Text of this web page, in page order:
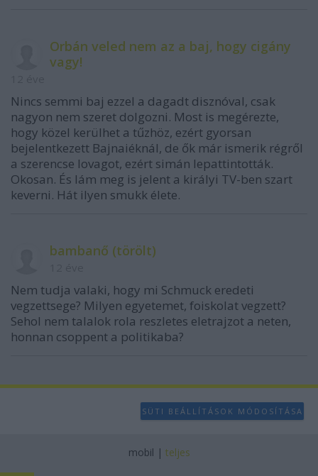
Orbán veled nem az a baj, hogy cigány
vagy!
Nincs semmi baj ezzel a dagadt disznóval, csak
nagyon nem szeret dolgozni. Most is megérezte,
hogy közel kerülhet a tűzhöz, ezért gyorsan
bejelentkezett Bajnaiéknál, de ők már ismerik régről
a szerencse lovagot, ezért simán lepattintották.
Okosan. És lám meg is jelent a királyi TV-ben szart
keverni. Hát ilyen smukk élete.
bambanő (törölt)
Nem tudja valaki, hogy mi Schmuck eredeti
vegzettsege? Milyen egyetemet, foiskolat vegzett?
Sehol nem talalok rola reszletes eletrajzot a neten,
honnan csoppent a politikaba?
SÜTI BEÁLLÍTÁSOK MÓDOSÍTÁSA
mobil | teljes